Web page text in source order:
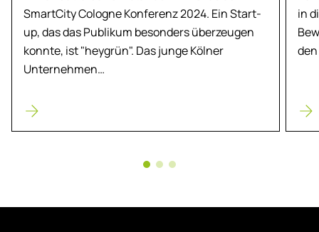
SmartCity Cologne Konferenz 2024. Ein Start-
up, das das Publikum besonders überzeugen
konnte, ist "heygrün". Das junge Kölner
Unternehmen…
in